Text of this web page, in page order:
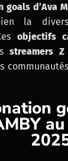
goals d’Ava
la
objectifs
streamers Z